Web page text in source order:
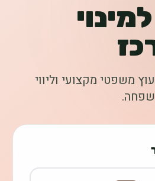
משפטי מקצועי וליווי